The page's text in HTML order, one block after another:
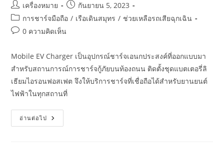
เครื่องหมาย
กันยายน 5, 2023
การชาร์จมือถือ / เรือเดินสมุทร / ช่วยเหลือรถเสียฉุกเฉิน
0 ความคิดเห็น
Mobile EV Charger เป็นอุปกรณ์ชาร์จเอนกประสงค์ที่ออกแบบมา
สำหรับสถานการณ์การชาร์จกู้ภัยบนท้องถนน ติดตั้งชุดแบตเตอรี่ลิ
เธียมไอรอนฟอสเฟต จึงให้บริการชาร์จที่เชื่อถือได้สำหรับยานยนต์
ไฟฟ้าในทุกสถานที่
อ่านต่อไป